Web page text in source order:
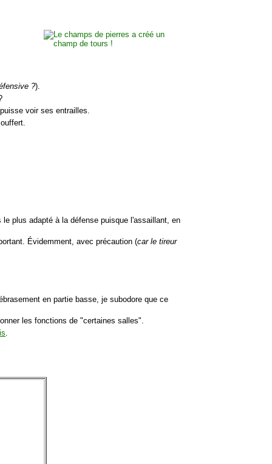
?).
voir ses entrailles.
plus adapté à la défense puisque l'assaillant, en
Évidemment, avec précaution (car le tireur
en partie basse, je subodore que ce
les fonctions de "certaines salles".